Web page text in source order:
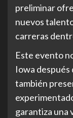
preliminar
nuevos
carreras
Este evento
Iowa después
también
garantiza una